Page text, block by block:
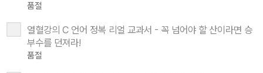
품절
열혈강의 C 언어 정복 리얼 교과서 - 꼭 넘어야 할 산이라면 승
부수를 던져라!
품절